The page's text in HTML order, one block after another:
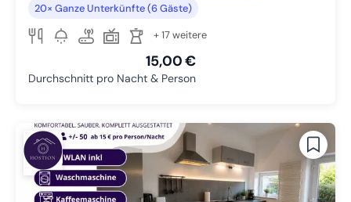
20× Ganze Unterkünfte (6 Gäste)
+ 17 weitere
15,00 €
Durchschnitt pro Nacht & Person